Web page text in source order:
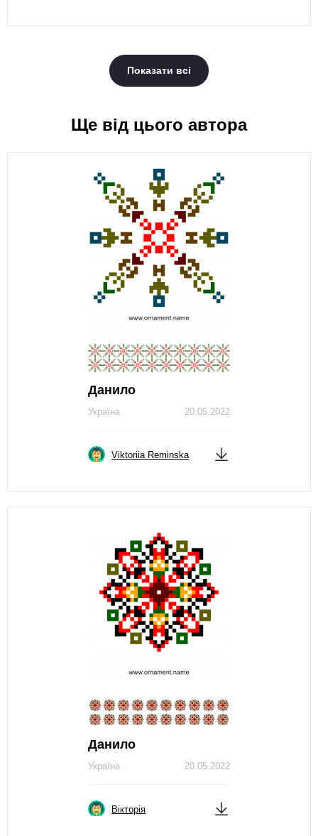
Показати всі
Ще від цього автора
Данило
20.05.2022
Україна
Viktoriia Reminska
Данило
20.05.2022
Україна
Вікторія